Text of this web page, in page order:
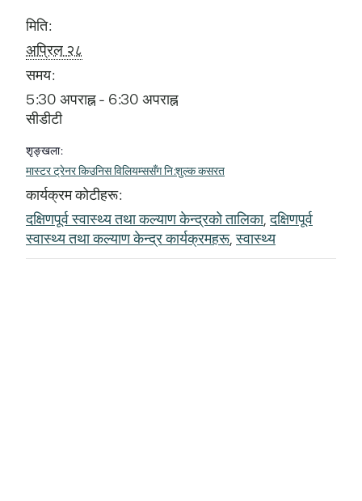
मिति:
अप्रिल २८
समय:
5:30 अपराह्न - 6:30 अपराह्न
सीडीटी
शृङ्खला:
मास्टर ट्रेनर किउनिस विलियम्ससँग नि:शुल्क कसरत
कार्यक्रम कोटीहरू:
दक्षिणपूर्व स्वास्थ्य तथा कल्याण केन्द्रको तालिका,दक्षिणपूर्व
स्वास्थ्य तथा कल्याण केन्द्र कार्यक्रमहरू,स्वास्थ्य